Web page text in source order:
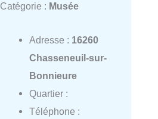
Catégorie : Musée
Adresse : 16260
Chasseneuil-sur-
Bonnieure
Quartier :
Téléphone :